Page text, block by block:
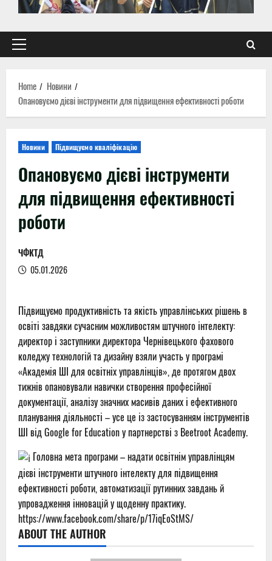
Primary
Home
Новини
Опановуємо дієві інструменти для підвищення ефективності роботи
Новини Підвищуємо кваліфікацію
Опановуємо дієві інструменти
для підвищення ефективності
роботи
ЧФКТД
05.01.2026
Підвищуємо продуктивність та якість управлінських рішень в
освіті завдяки сучасним можливостям штучного інтелекту:
директор і заступники директора Чернівецького фахового
коледжу технологій та дизайну взяли участь у програмі
«Академія ШІ для освітніх управлінців», де протягом двох
тижнів опановували навички створення професійної
документації, аналізу значних масивів даних і ефективного
планування діяльності – усе це із застосуванням інструментів
ШІ від Google for Education у партнерстві з Beetroot Academy.
Головна мета програми – надати освітнім управлінцям
дієві інструменти штучного інтелекту для підвищення
ефективності роботи, автоматизації рутинних завдань й
упровадження інновацій у щоденну практику.
https://www.facebook.com/share/p/17iqEoStMS/
ABOUT THE AUTHOR